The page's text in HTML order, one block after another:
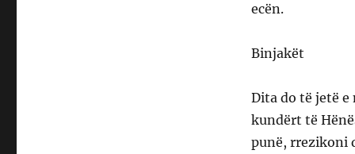
ecën.
Binjakët
Dita do të jetë
kundërt të
punë, rrezikoni